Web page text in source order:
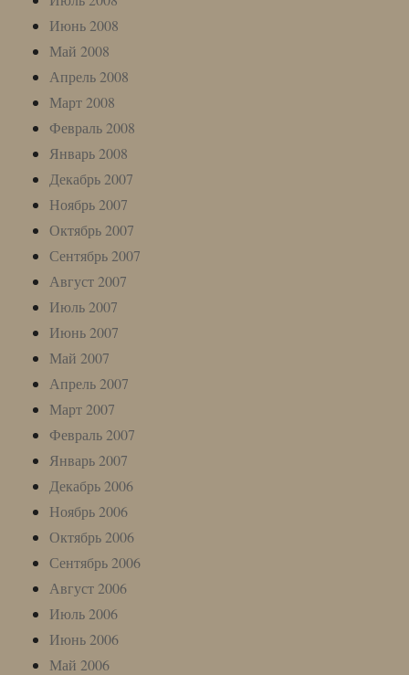
Июнь 2008
Май 2008
Апрель 2008
Март 2008
Февраль 2008
Январь 2008
Декабрь 2007
Ноябрь 2007
Октябрь 2007
Сентябрь 2007
Август 2007
Июль 2007
Июнь 2007
Май 2007
Апрель 2007
Март 2007
Февраль 2007
Январь 2007
Декабрь 2006
Ноябрь 2006
Октябрь 2006
Сентябрь 2006
Август 2006
Июль 2006
Июнь 2006
Май 2006